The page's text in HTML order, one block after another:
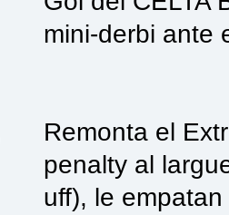
mini-derbi ante
Remonta el
penalty al
uff), le